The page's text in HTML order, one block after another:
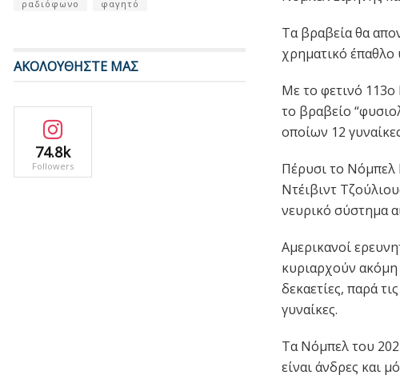
Τα βραβεία θα
χρηματικό
Με το φετινό 113ο
το βραβείο
οποίων 12
Πέρυσι το Νόμπελ
Ντέιβιντ
νευρικό σύστημα
Αμερικανοί
κυριαρχούν ακόμη
δεκαετίες, παρά
γυναίκες.
Τα Νόμπελ του
είναι άνδρες και
ραδιόφωνο
φαγητό
ΑΚΟΛΟΥΘΗΣΤΕ ΜΑΣ
74.8k
Followers